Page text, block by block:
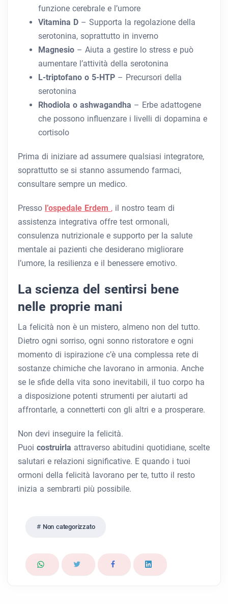
funzione cerebrale e l’umore
Vitamina D – Supporta la regolazione della
serotonina, soprattutto in inverno
Magnesio – Aiuta a gestire lo stress e può
aumentare l’attività della serotonina
L-triptofano o 5-HTP – Precursori della
serotonina
Rhodiola o ashwagandha – Erbe adattogene
che possono influenzare i livelli di dopamina e
cortisolo
Prima di iniziare ad assumere qualsiasi integratore,
soprattutto se si stanno assumendo farmaci,
consultare sempre un medico.
Presso l’ospedale Erdem , il nostro team di
assistenza integrativa offre test ormonali,
consulenza nutrizionale e supporto per la salute
mentale ai pazienti che desiderano migliorare
l’umore, la resilienza e il benessere emotivo.
La scienza del sentirsi bene
nelle proprie mani
La felicità non è un mistero, almeno non del tutto.
Dietro ogni sorriso, ogni sonno ristoratore e ogni
momento di ispirazione c’è una complessa rete di
sostanze chimiche che lavorano in armonia. Anche
se le sfide della vita sono inevitabili, il tuo corpo ha
a disposizione potenti strumenti per aiutarti ad
affrontarle, a connetterti con gli altri e a prosperare.
Non devi inseguire la felicità.
Puoi costruirla attraverso abitudini quotidiane, scelte
salutari e relazioni significative. E quando i tuoi
ormoni della felicità lavorano per te, tutto il resto
inizia a sembrarti più possibile.
Non categorizzato